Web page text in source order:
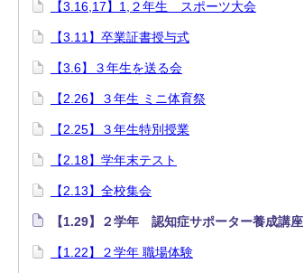
【3.16,17】1,２年生 スポーツ大会
【3.11】卒業証書授与式
【3.6】３年生を送る会
【2.26】３年生 ミニ体育祭
【2.25】３年生特別授業
【2.18】学年末テスト
【2.13】全校集会
【1.29】２学年 認知症サポーター養成講座
【1.22】２学年 職場体験